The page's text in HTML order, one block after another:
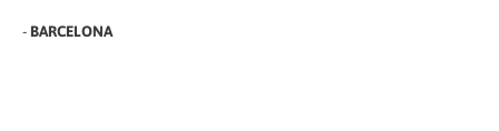
- BARCELONA